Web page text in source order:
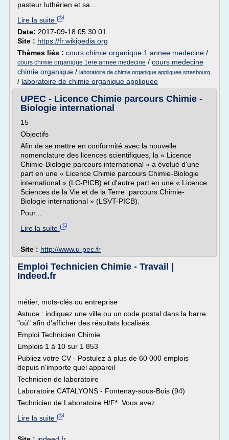
pasteur luthérien et sa...
Lire la suite
Date: 2017-09-18 05:30:01
Site : https://fr.wikipedia.org
Thèmes liés : cours chimie organique 1 annee medecine /
cours chimie organique 1ere annee medecine / cours medecine
chimie organique / laboratoire de chimie organique appliquee strasbourg
/ laboratoire de chimie organique appliquee
UPEC - Licence Chimie parcours Chimie -
Biologie international
15
Objectifs
Afin de se mettre en conformité avec la nouvelle
nomenclature des licences scientifiques, la « Licence
Chimie-Biologie parcours international » a évolué d'une
part en une « Licence Chimie parcours Chimie-Biologie
international » (LC-PICB) et d'autre part en une « Licence
Sciences de la Vie et de la Terre parcours Chimie-
Biologie international » (LSVT-PICB).
Pour...
Lire la suite
Site : http://www.u-pec.fr
Emploi Technicien Chimie - Travail |
Indeed.fr
métier, mots-clés ou entreprise
Astuce : indiquez une ville ou un code postal dans la barre
"où" afin d'afficher des résultats localisés.
Emploi Technicien Chimie
Emplois 1 à 10 sur 1 853
Publiez votre CV - Postulez à plus de 60 000 emplois
depuis n'importe quel appareil
Technicien de laboratoire
Laboratoire CATALYONS - Fontenay-sous-Bois (94)
Technicien de Laboratoire H/F*. Vous avez...
Lire la suite